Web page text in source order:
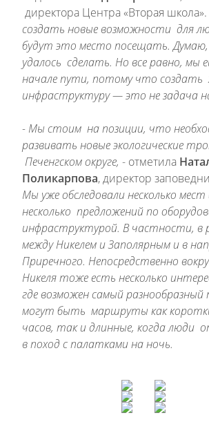
директора Центра «Вторая
создать новые возможности для
будут это место посещать.
удалось сделать. Но все равно, мы
начале пути, потому что
инфраструктуру — это не задача
- Мы стоим на позиции, что
развивать новые экологические
Печенгском округе, - отметила
Поликарпова, директор
Мы уже обследовали несколько мест
несколько предложений по
инфраструктурой. В частности, в
между Никелем и Заполярным и в
Приречного. Непосредственно
Никеля тоже есть несколько
где возможен самый
могут быть маршруты как
часов, так и длинные, когда люди
в поход с палатками на ночь.